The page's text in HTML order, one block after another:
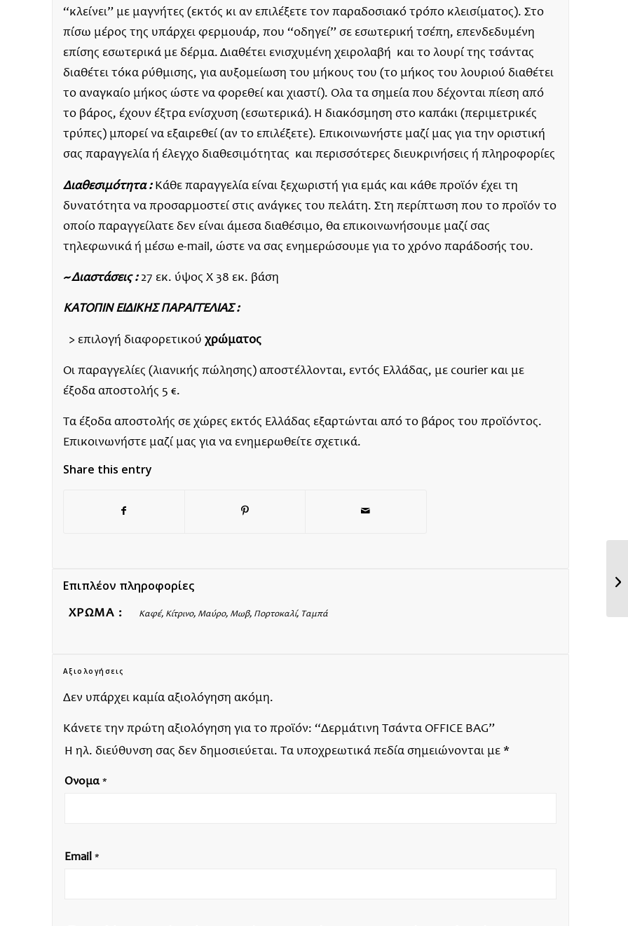
“κλείνει” με μαγνήτες (εκτός κι αν επιλέξετε τον παραδοσιακό τρόπο κλεισίματος). Στο
πίσω μέρος της υπάρχει φερμουάρ, που “οδηγεί” σε εσωτερική τσέπη, επενδεδυμένη
επίσης εσωτερικά με δέρμα. Διαθέτει ενισχυμένη χειρολαβή και το λουρί της τσάντας
διαθέτει τόκα ρύθμισης, για αυξομείωση του μήκους του (το μήκος του λουριού διαθέτει
το αναγκαίο μήκος ώστε να φορεθεί και χιαστί). Όλα τα σημεία που δέχονται πίεση από
το βάρος, έχουν έξτρα ενίσχυση (εσωτερικά). Η διακόσμηση στο καπάκι (περιμετρικές
τρύπες) μπορεί να εξαιρεθεί (αν το επιλέξετε). Επικοινωνήστε μαζί μας για την οριστική
σας παραγγελία ή έλεγχο διαθεσιμότητας και περισσότερες διευκρινήσεις ή πληροφορίες
Διαθεσιμότητα : Κάθε παραγγελία είναι ξεχωριστή για εμάς και κάθε προϊόν έχει τη
δυνατότητα να προσαρμοστεί στις ανάγκες του πελάτη. Στη περίπτωση που το προϊόν το
οποίο παραγγείλατε δεν είναι άμεσα διαθέσιμο, θα επικοινωνήσουμε μαζί σας
τηλεφωνικά ή μέσω e-mail, ώστε να σας ενημερώσουμε για το χρόνο παράδοσής του.
~ Διαστάσεις :27 εκ. ύψος Χ 38 εκ. βάση
ΚΑΤΟΠΙΝ ΕΙΔΙΚΗΣ ΠΑΡΑΓΓΕΛΙΑΣ :
> επιλογή διαφορετικού χρώματος
Οι παραγγελίες (λιανικής πώλησης) αποστέλλονται, εντός Ελλάδας, με courier και με
έξοδα αποστολής 5 €.
Τα έξοδα αποστολής σε χώρες εκτός Ελλάδας εξαρτώνται από το βάρος του προϊόντος.
Επικοινωνήστε μαζί μας για να ενημερωθείτε σχετικά.
Share this entry
Επιπλέον πληροφορίες
ΧΡΏΜΑ : Καφέ, Κίτρινο, Μαύρο, Μωβ, Πορτοκαλί, Ταμπά
Αξιολογήσεις
Δεν υπάρχει καμία αξιολόγηση ακόμη.
Κάνετε την πρώτη αξιολόγηση για το προϊόν: “Δερμάτινη Τσάντα OFFICE BAG”
Η ηλ. διεύθυνση σας δεν δημοσιεύεται. Τα υποχρεωτικά πεδία σημειώνονται με *
Όνομα *
Email *